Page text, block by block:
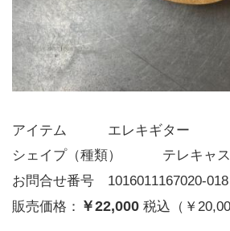
アイテム   エレキギター
シェイプ（種類）   テレキャ
お問合せ番号 1016011167020-018
販売価格： ￥22,000 税込（￥